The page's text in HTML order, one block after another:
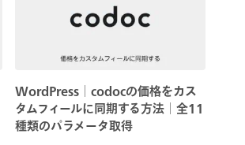
WordPress│codocの価格をカス
タムフィールに同期する方法│全11
種類のパラメータ取得